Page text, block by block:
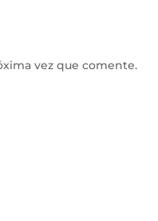
vez que comente.